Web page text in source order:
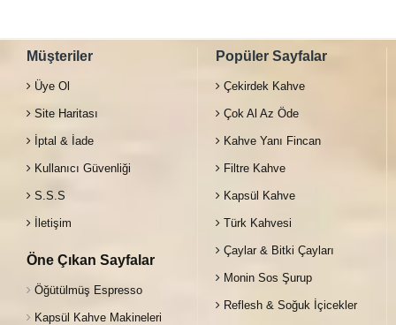
Müşteriler
Üye Ol
Site Haritası
İptal & İade
Kullanıcı Güvenliği
S.S.S
İletişim
Öne Çıkan Sayfalar
Öğütülmüş Espresso
Kapsül Kahve Makineleri
Popüler Sayfalar
Çekirdek Kahve
Çok Al Az Öde
Kahve Yanı Fincan
Filtre Kahve
Kapsül Kahve
Türk Kahvesi
Çaylar & Bitki Çayları
Monin Sos Şurup
Reflesh & Soğuk İçicekler